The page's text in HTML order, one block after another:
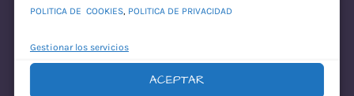
POLITICA DE COOKIES, POLITICA DE PRIVACIDAD
Gestionar los servicios
ACEPTAR